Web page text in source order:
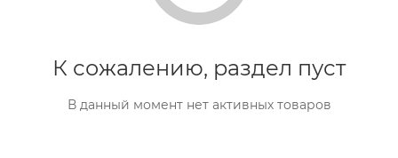
К сожалению, раздел пуст
В данный момент нет активных товаров